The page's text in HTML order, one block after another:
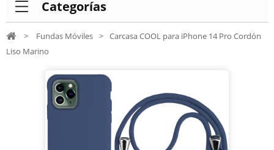
Categorías
> Fundas Móviles > Carcasa COOL para iPhone 14 Pro Cordón
Liso Marino